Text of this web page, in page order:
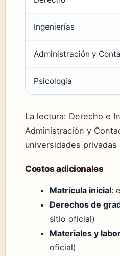
Ingenierías
Administración y
Psicología
La lectura: Derecho e
Administración y
universidades
Costos adicionales
Matrícula inicial:
Derechos de
sitio oficial)
Materiales y
oficial)